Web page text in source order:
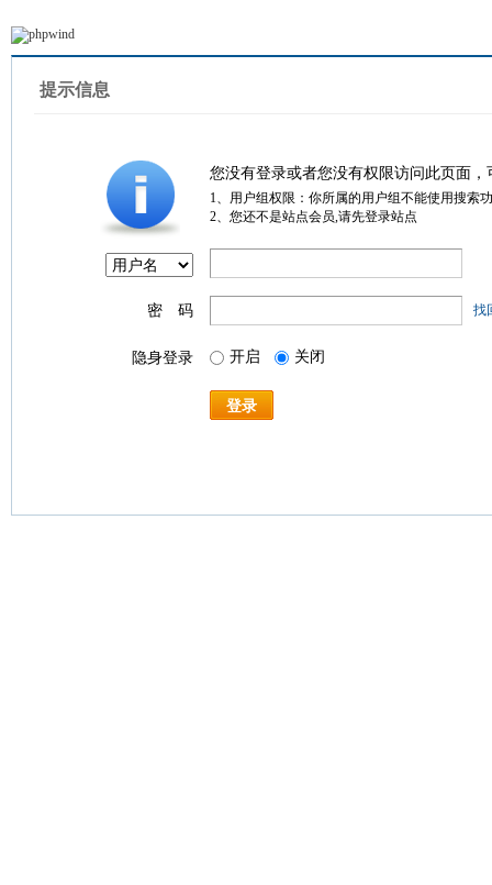
提示信息
您没有登录或者您没有权限访问此页面
1、用户组权限：你所属的用户组不能使用搜索
2、您还不是站点会员,请先登录站点
密 码 找
隐身登录 开启 关闭
登录